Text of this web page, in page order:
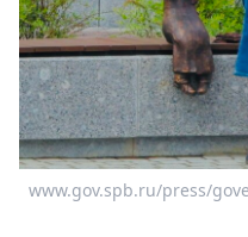
www.gov.spb.ru/press/